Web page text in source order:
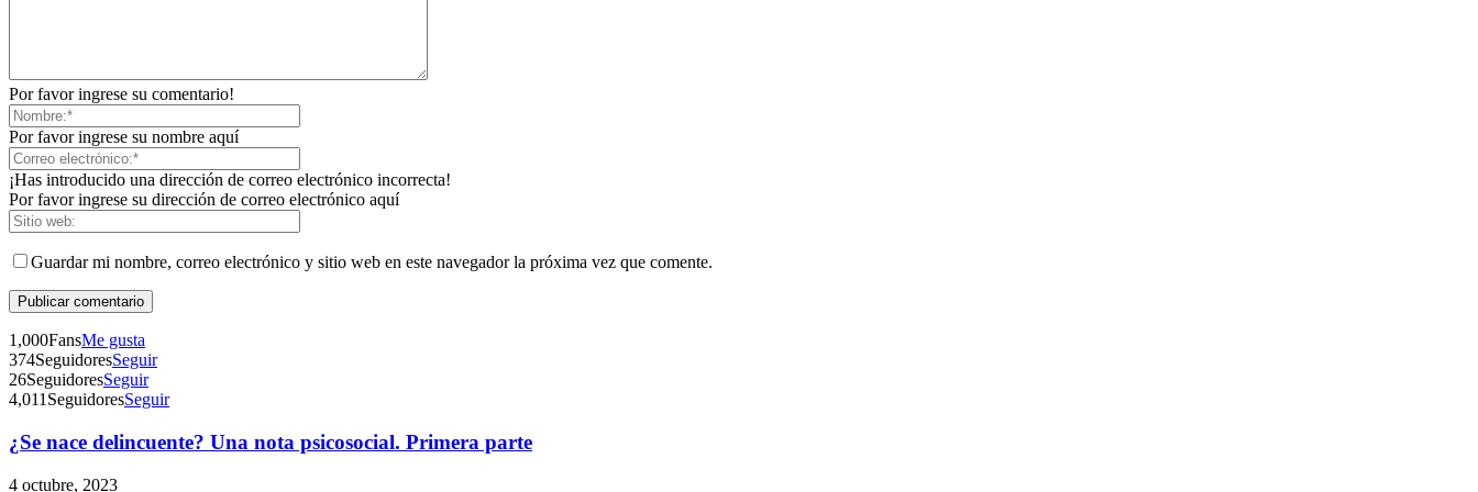
Por favor ingrese su comentario!
Por favor ingrese su nombre aquí
¡Has introducido una dirección de correo electrónico incorrecta!
Por favor ingrese su dirección de correo electrónico aquí
Guardar mi nombre, correo electrónico y sitio web en este navegador la próxima vez que comente.
1,000FansMe gusta
374SeguidoresSeguir
26SeguidoresSeguir
4,011 SeguidoresSeguir
¿Se nace delincuente? Una nota psicosocial. Primera parte
4 octubre, 2023